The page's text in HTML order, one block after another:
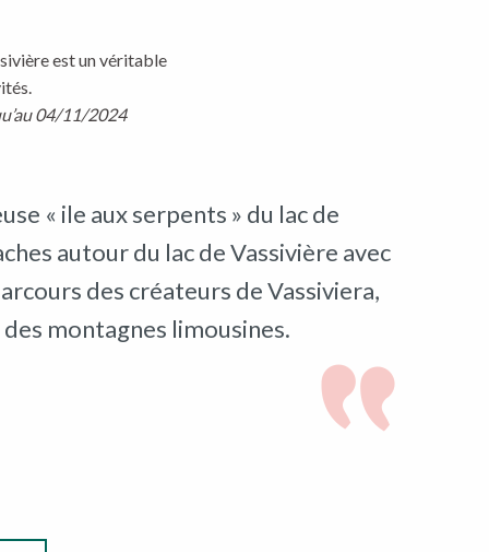
est un véritable
04/11/2024
« ile aux serpents » du lac de
autour du lac de Vassivière avec
des créateurs de Vassiviera,
montagnes limousines.